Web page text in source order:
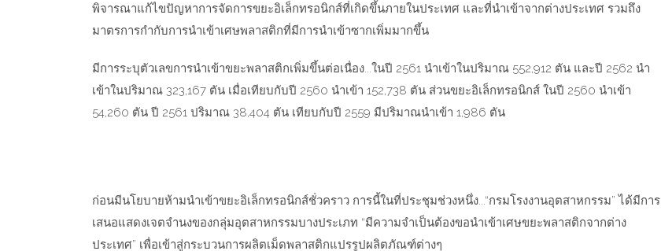
พิจารณาแก้ไขปัญหาการจัดการขยะอิเล็กทรอนิกส์ที่เกิดขึ้นภายในประเทศ และที่นำเข้าจากต่างประเทศ รวมถึง
มาตรการกำกับการนำเข้าเศษพลาสติกที่มีการนำเข้าซากเพิ่มมากขึ้น
มีการระบุตัวเลขการนำเข้าขยะพลาสติกเพิ่มขึ้นต่อเนื่อง...ในปี 2561 นำเข้าในปริมาณ 552,912 ตัน และปี 2562 นำ
เข้าในปริมาณ 323,167 ตัน เมื่อเทียบกับปี 2560 นำเข้า 152,738 ตัน ส่วนขยะอิเล็กทรอนิกส์ ในปี 2560 นำเข้า
54,260 ตัน ปี 2561 ปริมาณ 38,404 ตัน เทียบกับปี 2559 มีปริมาณนำเข้า 1,986 ตัน
ก่อนมีนโยบายห้ามนำเข้าขยะอิเล็กทรอนิกส์ชั่วคราว การนี้ในที่ประชุมช่วงหนึ่ง...“กรมโรงงานอุตสาหกรรม” ได้มีการ
เสนอแสดงเจตจำนงของกลุ่มอุตสาหกรรมบางประเภท “มีความจำเป็นต้องขอนำเข้าเศษขยะพลาสติกจากต่าง
ประเทศ” เพื่อเข้าสู่กระบวนการผลิตเม็ดพลาสติกแปรรูปผลิตภัณฑ์ต่างๆ